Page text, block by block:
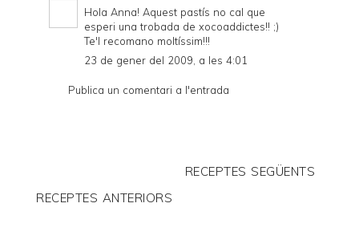
Hola Anna! Aquest pastís no cal que
esperi una trobada de xocoaddictes!! ;)
Te'l recomano moltíssim!!!
23 de gener del 2009, a les 4:01
Publica un comentari a l'entrada
RECEPTES SEGÜENTS
RECEPTES ANTERIORS